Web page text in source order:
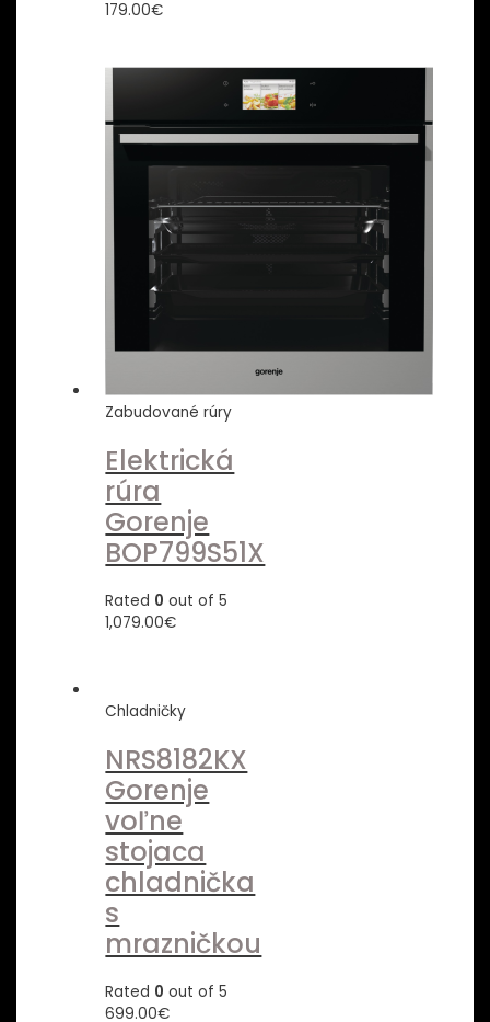
179.00€
Zabudované rúry
Elektrická
rúra
Gorenje
BOP799S51X
Rated 0 out of 5
1,079.00€
Chladničky
NRS8182KX
Gorenje
voľne
stojaca
chladnička
s
mrazničkou
Rated 0 out of 5
699.00€